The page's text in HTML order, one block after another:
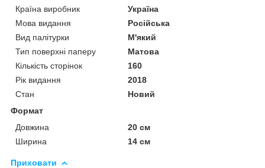
Країна виробник
Україна
Мова видання
Російська
Вид палітурки
М'який
Тип поверхні паперу
Матова
Кількість сторінок
160
Рік видання
2018
Стан
Новий
Формат
Довжина
20 см
Ширина
14 см
Приховати